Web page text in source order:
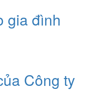
gia đình
Công ty